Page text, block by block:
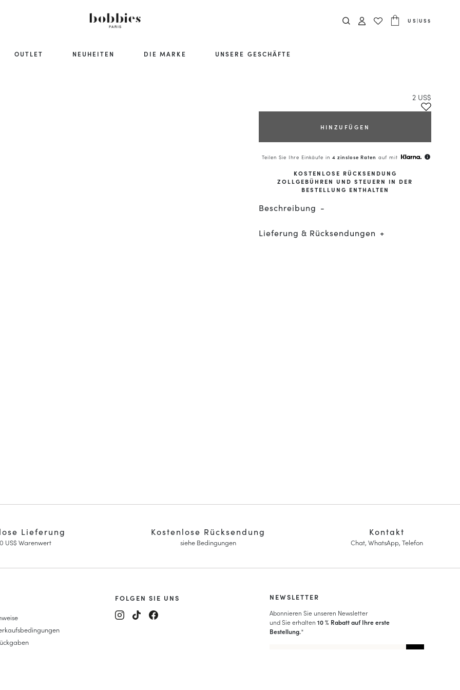
US |US$
OUTLET NEUHEITEN DIE MARKE UNSERE GESCHÄFTE
2 US$
HINZUFÜGEN
Teilen Sie Ihre Einkäufe in 4 zinslose Raten auf mit info
KOSTENLOSE RÜCKSENDUNG
ZOLLGEBÜHREN UND STEUERN IN DER
BESTELLUNG ENTHALTEN
Beschreibung
Lieferung & Rücksendungen
Lieferung
US$ Warenwert
Kostenlose Rücksendung
siehe Bedingungen
Kontakt
Chat, WhatsApp, Telefon
Janes
FOLGEN SIE UNS NEWSLETTER
Abonnieren Sie unseren Newsletter
und Sie erhalten 10 % Rabatt auf Ihre erste
Bestellung.*